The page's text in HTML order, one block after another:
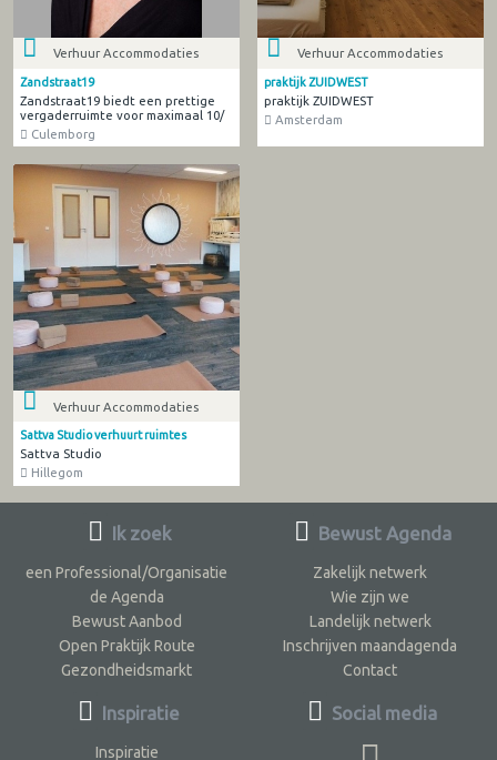
Verhuur Accommodaties
Zandstraat19
Zandstraat19 biedt een prettige
vergaderruimte voor maximaal 10/
Culemborg
Verhuur Accommodaties
praktijk ZUIDWEST
praktijk ZUIDWEST
Amsterdam
Verhuur Accommodaties
Sattva Studio verhuurt ruimtes
Sattva Studio
Hillegom
Ik zoek
een Professional/Organisatie
de Agenda
Bewust Aanbod
Open Praktijk Route
Gezondheidsmarkt
Inspiratie
Inspiratie
Bewust Agenda
Zakelijk netwerk
Wie zijn we
Landelijk netwerk
Inschrijven maandagenda
Contact
Social media